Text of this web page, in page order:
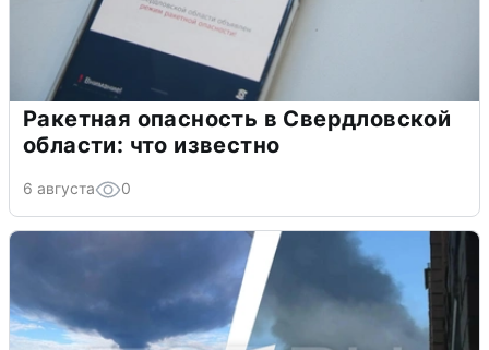
Ракетная опасность в Свердловской
области: что известно
6 августа 0